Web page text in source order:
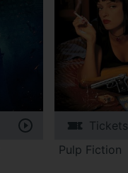
Tickets
Pulp Fiction